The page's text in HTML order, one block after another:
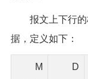
报文上下行
据，定义如下：
M
D